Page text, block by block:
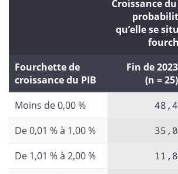
Croissance
qu’elle se
Fourchette de
croissance du PIB
Fin de 2023
(n = 25)
Moins de 0,00 %
48,4
De 0,01 % à 1,00 %
35,0
De 1,01 % à 2,00 %
11,8